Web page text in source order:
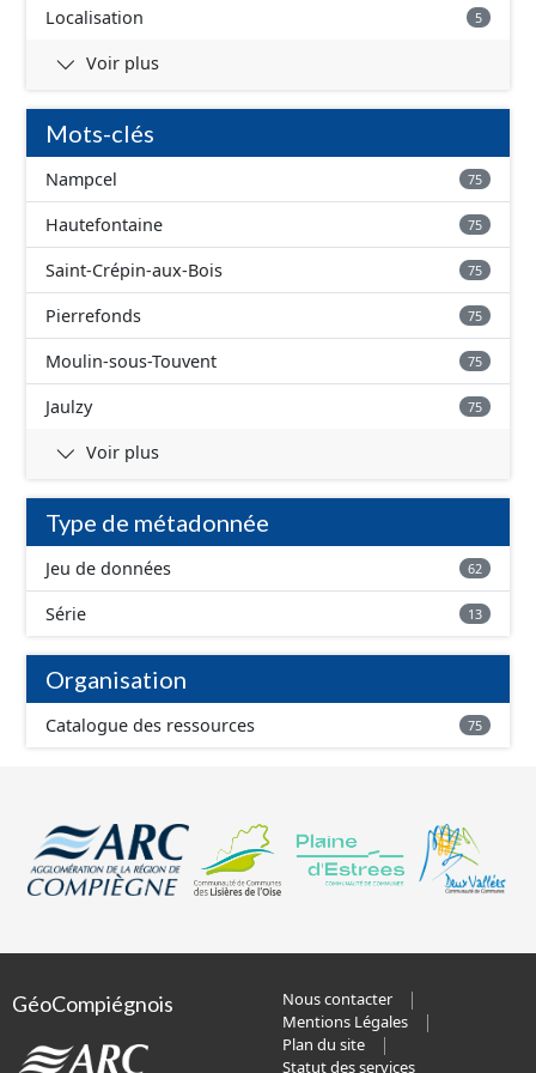
Localisation 5
Voir plus
Mots-clés
Nampcel 75
Hautefontaine 75
Saint-Crépin-aux-Bois 75
Pierrefonds 75
Moulin-sous-Touvent 75
Jaulzy 75
Voir plus
Type de métadonnée
Jeu de données 62
Série 13
Organisation
Catalogue des ressources 75
GéoCompiégnois
Nous contacter
Mentions Légales
Plan du site
Statut des services